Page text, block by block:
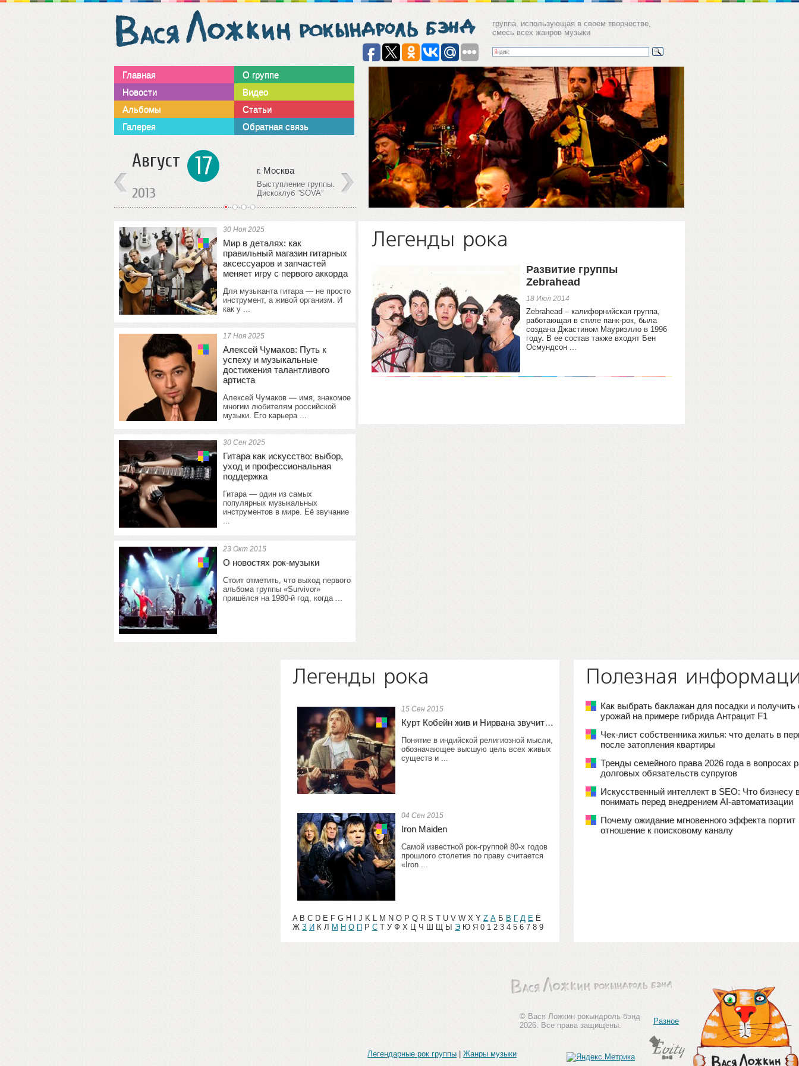
группа, использующая в своем творчестве,
смесь всех жанров музыки
Главная
Новости
Альбомы
Галерея
О группе
Видео
Статьи
Обратная связь
Октябрь 15
2013
г. Москва
Столешников пер. 11,
стр.1, Клуб Gogol'
Декабрь 09
2013
г. Москва
Столешников пер. 11,
стр.1, Клуб Gogol'
30 Ноя 2025
Мир в деталях: как
правильный магазин гитарных
аксессуаров и запчастей
меняет игру с первого аккорда
Для музыканта гитара — не просто
инструмент, а живой организм. И
как у ...
17 Ноя 2025
Алексей Чумаков: Путь к
успеху и музыкальные
достижения талантливого
артиста
Алексей Чумаков — имя, знакомое
многим любителям российской
музыки. Его карьера ...
30 Сен 2025
Гитара как искусство: выбор,
уход и профессиональная
поддержка
Гитара — один из самых
популярных музыкальных
инструментов в мире. Её звучание
...
23 Окт 2015
О новостях рок-музыки
Стоит отметить, что выход первого
альбома группы «Survivor»
пришёлся на 1980-й год, когда ...
Легенды рока
Развитие группы
Zebrahead
18 Июл 2014
Zebrahead – калифорнийская группа,
работающая в стиле панк-рок, была
создана Джастином Мауриэлло в 1996
году. В ее состав также входят Бен
Осмундсон ...
Полезная
Как выбрать баклажан для посадки и получить
урожай на примере гибрида Антрацит F1
Чек-лист собственника жилья: что делать в
после затопления квартиры
Тренды семейного права 2026 года в вопросах
долговых обязательств супругов
Искусственный интеллект в SEO: Что бизнесу
понимать перед внедрением AI-автоматизации
Почему ожидание мгновенного эффекта портит
отношение к поисковому каналу
Легенды рока
15 Сен 2015
Курт Кобейн жив и Нирвана звучит…
Понятие в индийской религиозной мысли,
обозначающее высшую цель всех живых
существ и ...
04 Сен 2015
Iron Maiden
Самой известной рок-группой 80-х годов
прошлого столетия по праву считается
«Iron ...
A B C D E F G H I J K L M N O P Q R S T U V W X Y Z А Б В Г Д Е Ё
Ж З И К Л М Н О П Р С Т У Ф Х Ц Ч Ш Щ Ы Э Ю Я 0 1 2 3 4 5 6 7 8 9
© Вася Ложкин рокындроль бэнд
2026. Все права защищены.
Разное
Легендарные рок группы Жанры музыки